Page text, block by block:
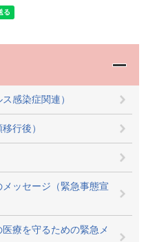
感染症関連）
行後）
メッセージ（緊急事態宣
医療を守るための緊急メ